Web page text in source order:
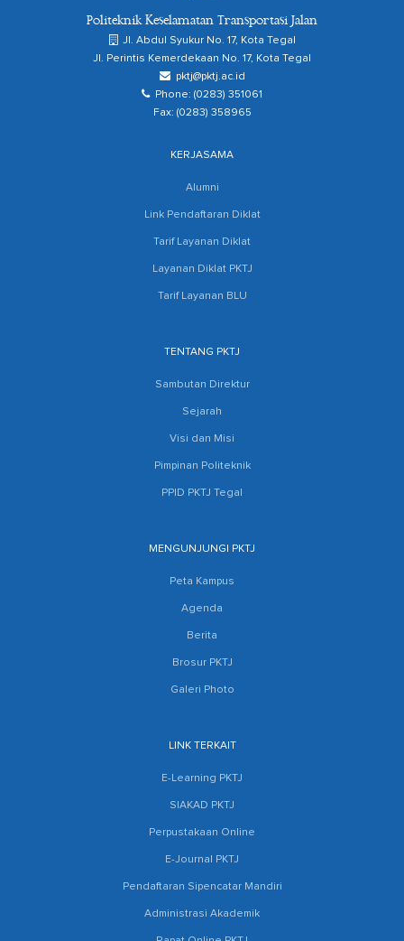
Politeknik Keselamatan Transportasi Jalan
Jl. Abdul Syukur No. 17, Kota Tegal
Jl. Perintis Kemerdekaan No. 17, Kota Tegal
pktj@pktj.ac.id
Phone: (0283) 351061
Fax: (0283) 358965
KERJASAMA
Alumni
Link Pendaftaran Diklat
Tarif Layanan Diklat
Layanan Diklat PKTJ
Tarif Layanan BLU
TENTANG PKTJ
Sambutan Direktur
Sejarah
Visi dan Misi
Pimpinan Politeknik
PPID PKTJ Tegal
MENGUNJUNGI PKTJ
Peta Kampus
Agenda
Berita
Brosur PKTJ
Galeri Photo
LINK TERKAIT
E-Learning PKTJ
SIAKAD PKTJ
Perpustakaan Online
E-Journal PKTJ
Pendaftaran Sipencatar Mandiri
Administrasi Akademik